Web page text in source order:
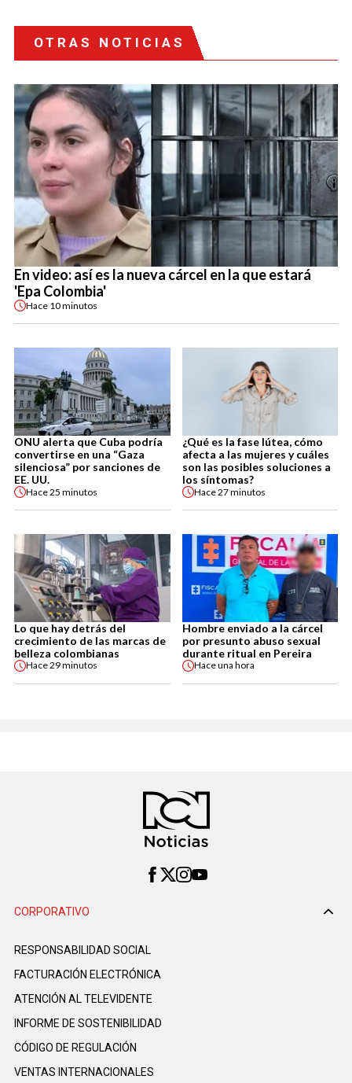
OTRAS NOTICIAS
En video: así es la nueva cárcel en la que estará
'Epa Colombia'
Hace 10 minutos
ONU alerta que Cuba podría
convertirse en una “Gaza
silenciosa” por sanciones de
EE. UU.
Hace25 minutos
¿Qué es la fase lútea, cómo
afecta a las mujeres y cuáles
son las posibles soluciones a
los síntomas?
Hace27 minutos
Lo que hay detrás del
crecimiento de las marcas de
belleza colombianas
Hace29 minutos
Hombre enviado a la cárcel
por presunto abuso sexual
durante ritual en Pereira
Haceuna hora
CORPORATIVO
RESPONSABILIDAD SOCIAL
FACTURACIÓN ELECTRÓNICA
ATENCIÓN AL TELEVIDENTE
INFORME DE SOSTENIBILIDAD
CÓDIGO DE REGULACIÓN
VENTAS INTERNACIONALES